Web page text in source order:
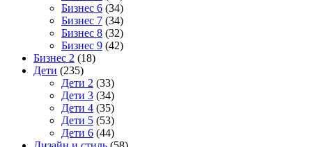
Бизнес 6 (34)
Бизнес 7 (34)
Бизнес 8 (32)
Бизнес 9 (42)
Бизнес 2 (18)
Дети (235)
Дети 2 (33)
Дети 3 (34)
Дети 4 (35)
Дети 5 (53)
Дети 6 (44)